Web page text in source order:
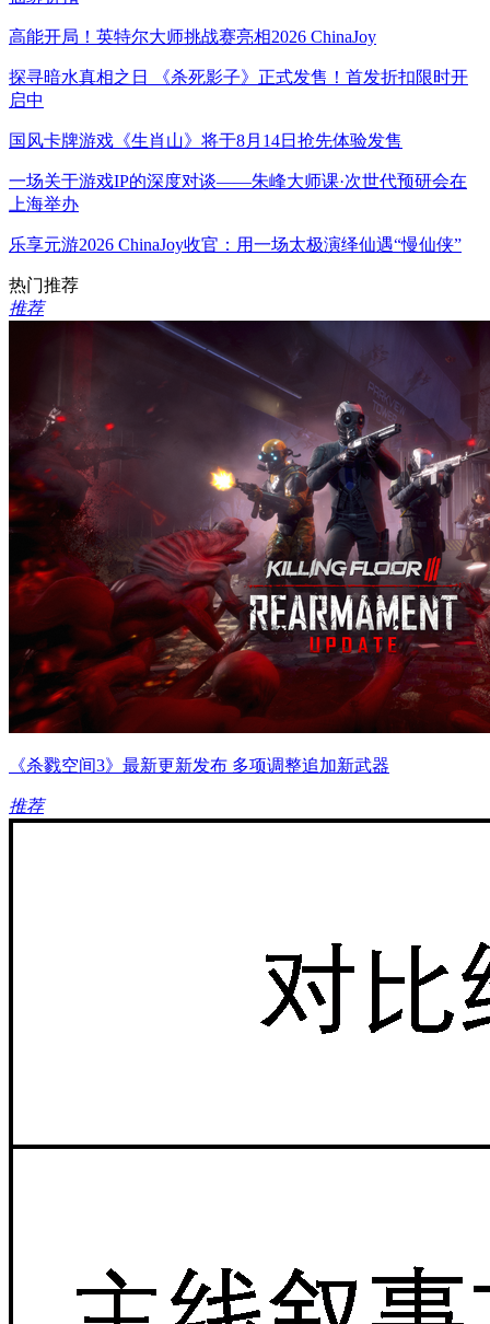
高能开局！英特尔大师挑战赛亮相2026 ChinaJoy
探寻暗水真相之日 《杀死影子》正式发售！首发折扣限时开
启中
国风卡牌游戏《生肖山》将于8月14日抢先体验发售
一场关于游戏IP的深度对谈——朱峰大师课·次世代预研会在
上海举办
乐享元游2026 ChinaJoy收官：用一场太极演绎仙遇“慢仙侠”
热门推荐
推荐
《杀戮空间3》最新更新发布 多项调整追加新武器
推荐